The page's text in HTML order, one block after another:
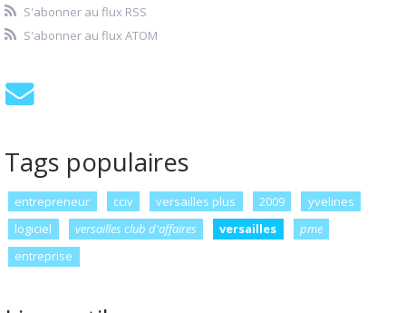
S'abonner au flux RSS
S'abonner au flux ATOM
Tags populaires
entrepreneur cciv versailles plus 2009
yvelines
logiciel
versailles club d'affaires versailles
pme
entreprise